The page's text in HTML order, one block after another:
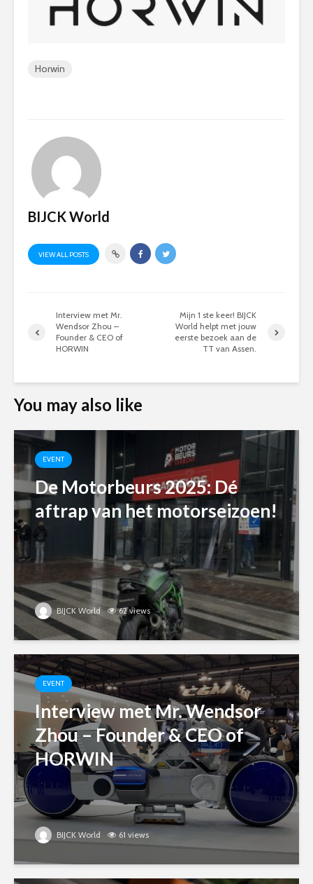
Horwin
BIJCK World
VIEW ALL POSTS
Interview met Mr.
Wendsor Zhou –
Founder & CEO of
HORWIN
Mijn 1 ste keer! BIJCK
World helpt met jouw
eerste bezoek aan de
TT van Assen.
You may also like
EVENT
De Motorbeurs 2025: Dé
aftrap van het motorseizoen!
BIJCK World 62 views
EVENT
Interview met Mr. Wendsor
Zhou – Founder & CEO of
HORWIN
BIJCK World 61 views